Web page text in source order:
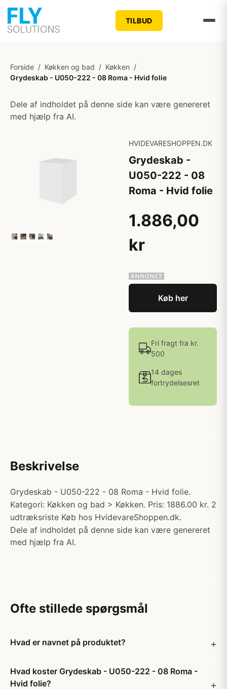
TILBUD
Forside / Køkken og bad / Køkken /
Grydeskab - U050-222 - 08 Roma - Hvid folie
Dele af indholdet på denne side kan være genereret
med hjælp fra AI.
HVIDEVARESHOPPEN.DK
Grydeskab -
U050-222 - 08
Roma - Hvid folie
1.886,00
kr
Køb her
Fri fragt fra kr.
500
14 dages
fortrydelsesret
Beskrivelse
Grydeskab - U050-222 - 08 Roma - Hvid folie.
Kategori: Køkken og bad > Køkken. Pris: 1886.00 kr. 2
udtræksriste Køb hos HvidevareShoppen.dk.
Dele af indholdet på denne side kan være genereret
med hjælp fra AI.
Ofte stillede spørgsmål
Hvad er navnet på produktet?
Hvad koster Grydeskab - U050-222 - 08 Roma -
Hvid folie?